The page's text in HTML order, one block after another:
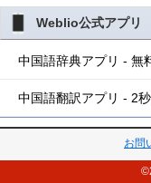
Weblio公式アプリ
中国語辞典アプリ - 無
中国語翻訳アプリ - 2
お問